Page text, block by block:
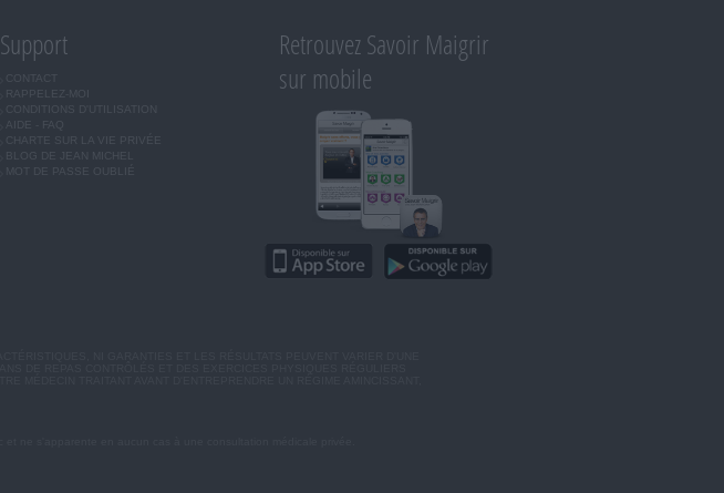
Support
CONTACT
RAPPELEZ-MOI
CONDITIONS D'UTILISATION
AIDE - FAQ
CHARTE SUR LA VIE PRIVÉE
BLOG DE JEAN MICHEL
MOT DE PASSE OUBLIÉ
Retrouvez Savoir Maigrir
sur mobile